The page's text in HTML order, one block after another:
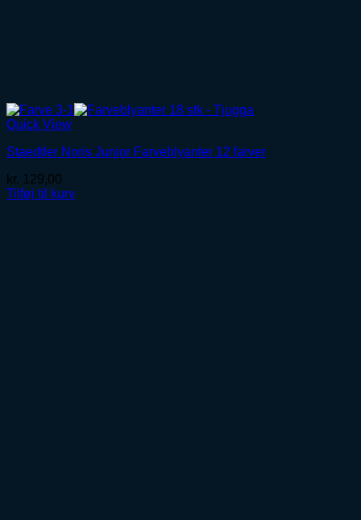
Quick View
Staedtler Noris Junior Farveblyanter 12 farver
kr. 129,00
Tilføj til kurv